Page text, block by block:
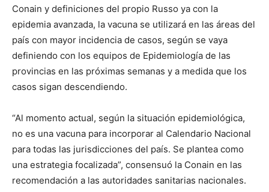
Conain y definiciones del propio Russo ya con la
epidemia avanzada, la vacuna se utilizará en las áreas del
país con mayor incidencia de casos, según se vaya
definiendo con los equipos de Epidemiología de las
provincias en las próximas semanas y a medida que los
casos sigan descendiendo.
“Al momento actual, según la situación epidemiológica,
no es una vacuna para incorporar al Calendario Nacional
para todas las jurisdicciones del país. Se plantea como
una estrategia focalizada”, consensuó la Conain en las
recomendación a las autoridades sanitarias nacionales.